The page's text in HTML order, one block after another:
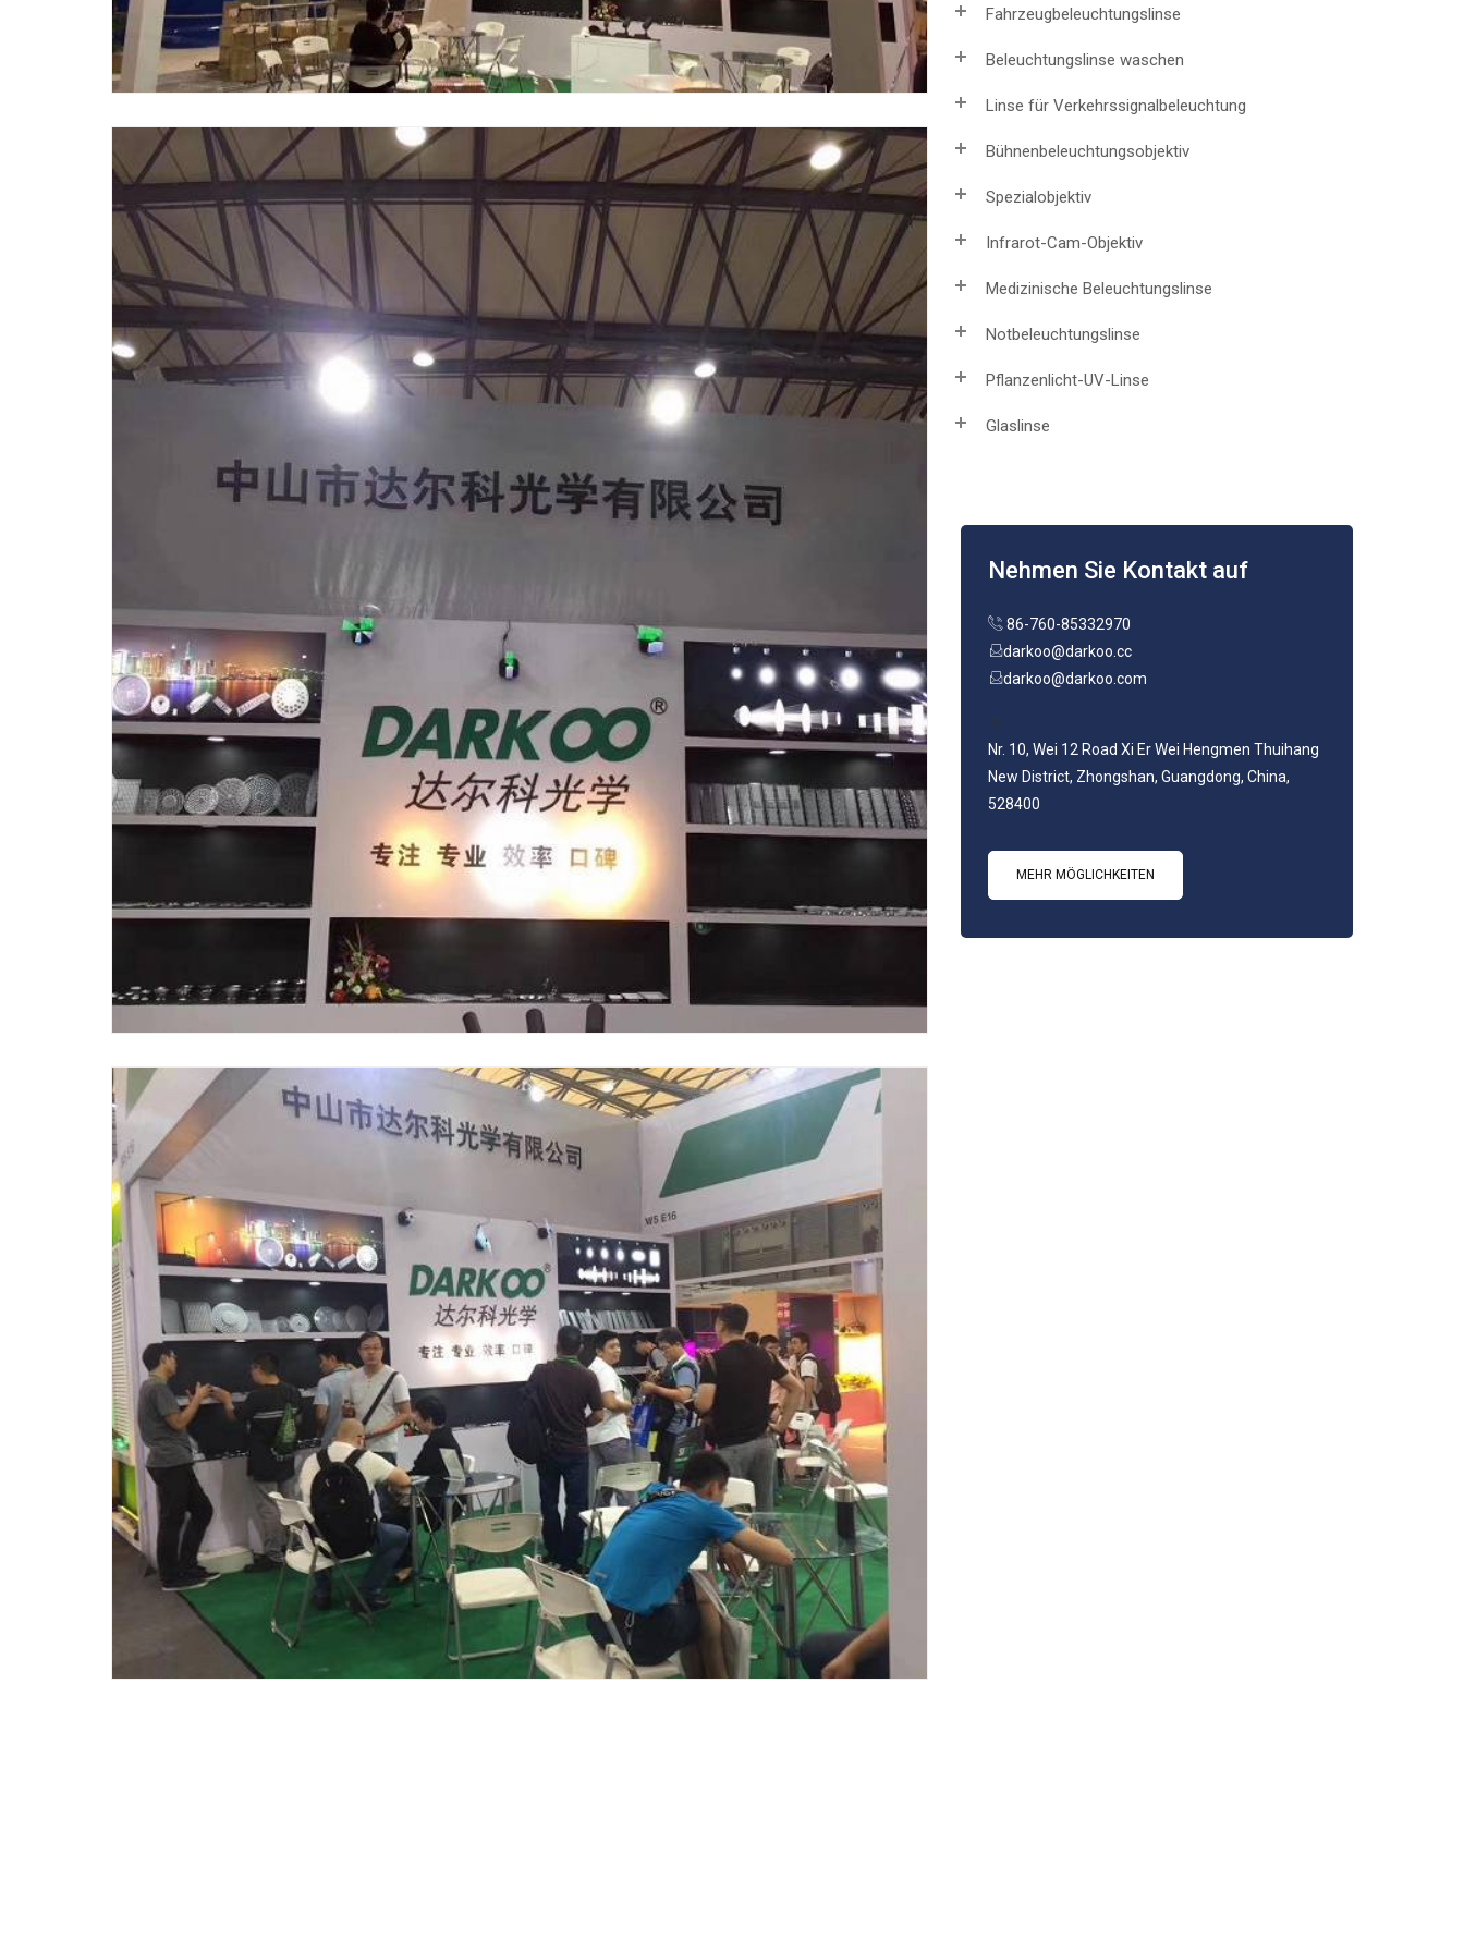
Fahrzeugbeleuchtungslinse
Beleuchtungslinse waschen
Linse für Verkehrssignalbeleuchtung
Bühnenbeleuchtungsobjektiv
Spezialobjektiv
Infrarot-Cam-Objektiv
Medizinische Beleuchtungslinse
Notbeleuchtungslinse
Pflanzenlicht-UV-Linse
Glaslinse
Nehmen Sie Kontakt auf
86-760-85332970
darkoo@darkoo.cc
darkoo@darkoo.com
Nr. 10, Wei 12 Road Xi Er Wei Hengmen Thuihang
New District, Zhongshan, Guangdong, China,
528400
MEHR MÖGLICHKEITEN